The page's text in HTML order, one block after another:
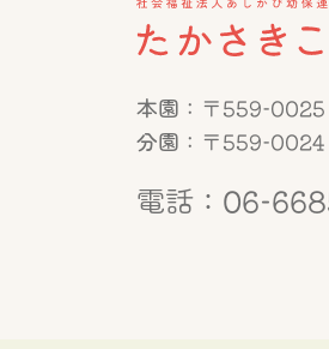
本園：〒559-0025
分園：〒559-0024
電話：06-